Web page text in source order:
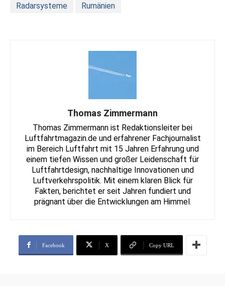
Radarsysteme
Rumänien
Thomas Zimmermann
Thomas Zimmermann ist Redaktionsleiter bei
Luftfahrtmagazin.de und erfahrener Fachjournalist
im Bereich Luftfahrt mit 15 Jahren Erfahrung und
einem tiefen Wissen und großer Leidenschaft für
Luftfahrtdesign, nachhaltige Innovationen und
Luftverkehrspolitik. Mit einem klaren Blick für
Fakten, berichtet er seit Jahren fundiert und
prägnant über die Entwicklungen am Himmel.
Facebook X Copy URL